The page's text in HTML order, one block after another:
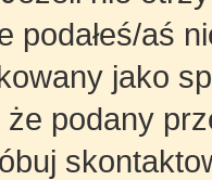
podałeś/aś
jako
podany